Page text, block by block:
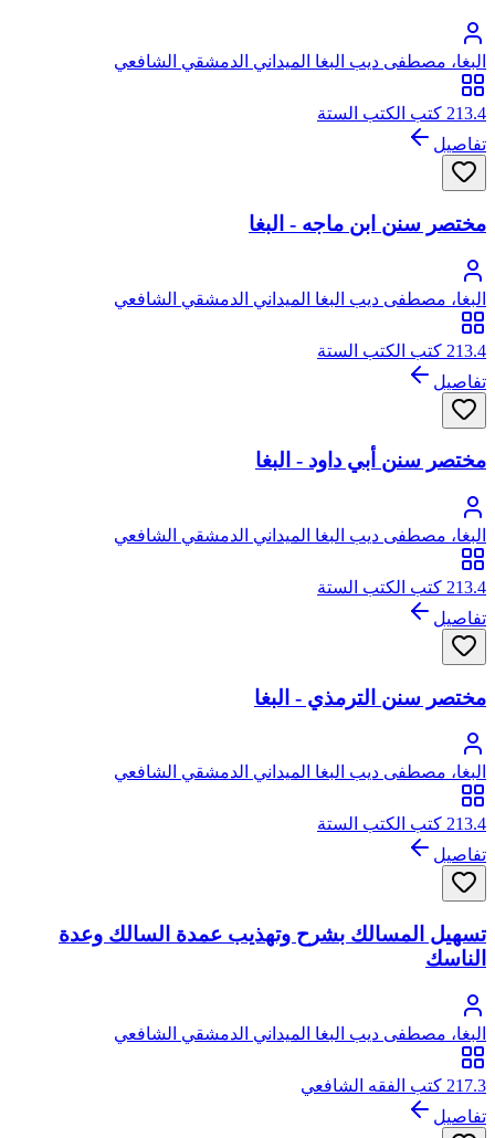
البغا، مصطفى ديب البغا الميداني الدمشقي الشافعي
213.4 كتب الكتب الستة
تفاصيل
مختصر سنن ابن ماجه - البغا
البغا، مصطفى ديب البغا الميداني الدمشقي الشافعي
213.4 كتب الكتب الستة
تفاصيل
مختصر سنن أبي داود - البغا
البغا، مصطفى ديب البغا الميداني الدمشقي الشافعي
213.4 كتب الكتب الستة
تفاصيل
مختصر سنن الترمذي - البغا
البغا، مصطفى ديب البغا الميداني الدمشقي الشافعي
213.4 كتب الكتب الستة
تفاصيل
تسهيل المسالك بشرح وتهذيب عمدة السالك وعدة
الناسك
البغا، مصطفى ديب البغا الميداني الدمشقي الشافعي
217.3 كتب الفقه الشافعي
تفاصيل